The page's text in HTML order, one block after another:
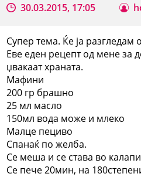
30.03.2015, 17:05
Супер тема. Ќе ја разгледам
Еве еден рецепт од мене за
џвакаат храната.
Мафини
200 гр брашно
25 мл масло
150мл вода може и млеко
Малце пециво
Спанаќ по желба.
Се меша и се става во
Се пече 20мин, на